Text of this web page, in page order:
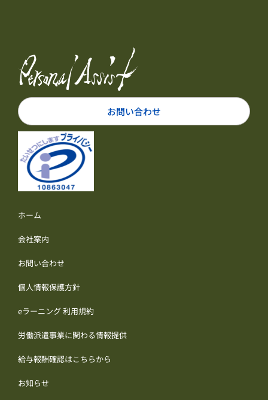
お問い合わせ
ホーム
会社案内
お問い合わせ
個人情報保護方針
eラーニング 利用規約
労働派遣事業に関わる情報提供
給与報酬確認はこちらから
お知らせ